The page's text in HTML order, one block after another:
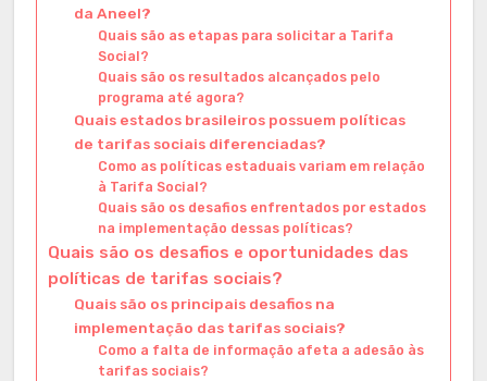
da Aneel?
Quais são as etapas para solicitar a Tarifa
Social?
Quais são os resultados alcançados pelo
programa até agora?
Quais estados brasileiros possuem políticas
de tarifas sociais diferenciadas?
Como as políticas estaduais variam em relação
à Tarifa Social?
Quais são os desafios enfrentados por estados
na implementação dessas políticas?
Quais são os desafios e oportunidades das
políticas de tarifas sociais?
Quais são os principais desafios na
implementação das tarifas sociais?
Como a falta de informação afeta a adesão às
tarifas sociais?